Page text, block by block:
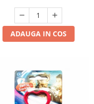
ADAUGA IN COS